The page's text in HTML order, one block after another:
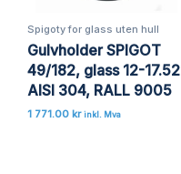
Spigoty for glass uten hull
Gulvholder SPIGOT
49/182, glass 12-17.52
AISI 304, RALL 9005
1 771.00 kr inkl. Mva